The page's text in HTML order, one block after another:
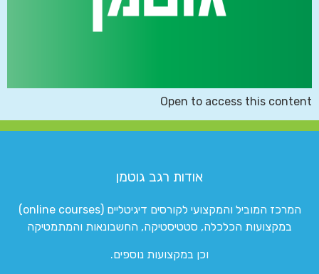
Open to access this content
אודות רגב גוטמן
המרכז המוביל והמקצועי לקורסים דיגיטליים (online courses)
במקצועות הכלכלה, סטטיסטיקה, החשבונאות והמתמטיקה
וכן במקצועות נוספים.